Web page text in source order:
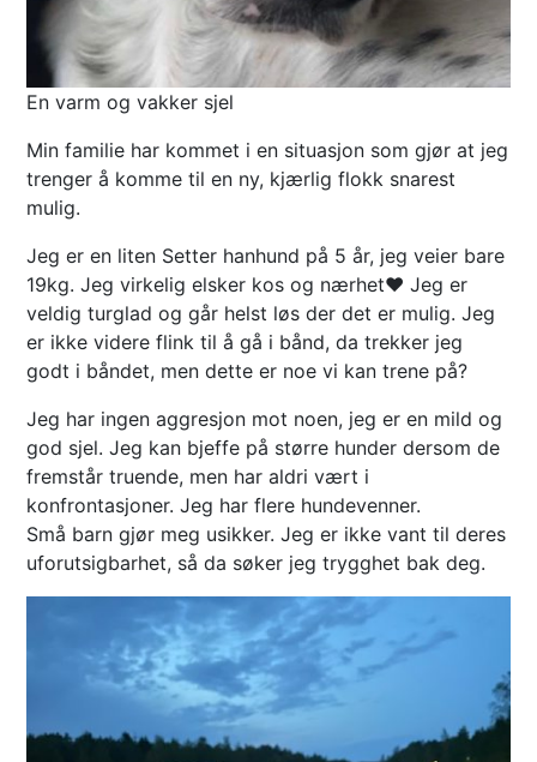
En varm og vakker sjel
Min familie har kommet i en situasjon som gjør at jeg
trenger å komme til en ny, kjærlig flokk snarest
mulig.
Jeg er en liten Setter hanhund på 5 år, jeg veier bare
19kg. Jeg virkelig elsker kos og nærhet❤️ Jeg er
veldig turglad og går helst løs der det er mulig. Jeg
er ikke videre flink til å gå i bånd, da trekker jeg
godt i båndet, men dette er noe vi kan trene på?
Jeg har ingen aggresjon mot noen, jeg er en mild og
god sjel. Jeg kan bjeffe på større hunder dersom de
fremstår truende, men har aldri vært i
konfrontasjoner. Jeg har flere hundevenner.
Små barn gjør meg usikker. Jeg er ikke vant til deres
uforutsigbarhet, så da søker jeg trygghet bak deg.